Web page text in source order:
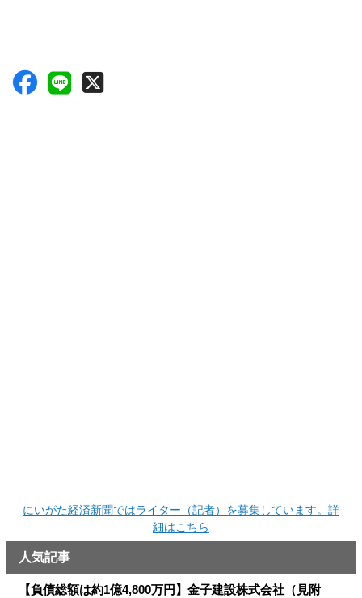
にいがた経済新聞ではライター（記者）を募集しています。詳
細はこちら
人気記事
【負債総額は約1億4,800万円】金子建設株式会社（見附